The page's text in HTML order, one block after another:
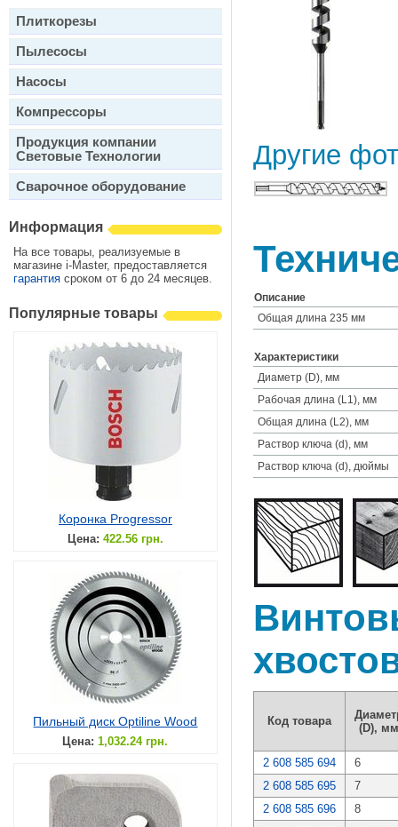
Плиткорезы
Пылесосы
Насосы
Компрессоры
Продукция компании
Световые Технологии
Сварочное оборудование
Информация
На все товары, реализуемые в
магазине i-Master, предоставляется
гарантия сроком от 6 до 24 месяцев.
Популярные товары
Коронка Progressor
Цена: 422.56 грн.
Пильный диск Optiline Wood
Цена: 1,032.24 грн.
Другие
Описание
Общая длина 235 мм
Характеристики
Диаметр (D), мм
Рабочая длина (L1), мм
Общая длина (L2), мм
Раствор ключа (d), мм
Раствор ключа (d), дюймы
Код товара
(D), мм
2 608 585 694
6
2 608 585 695
7
2 608 585 696
8